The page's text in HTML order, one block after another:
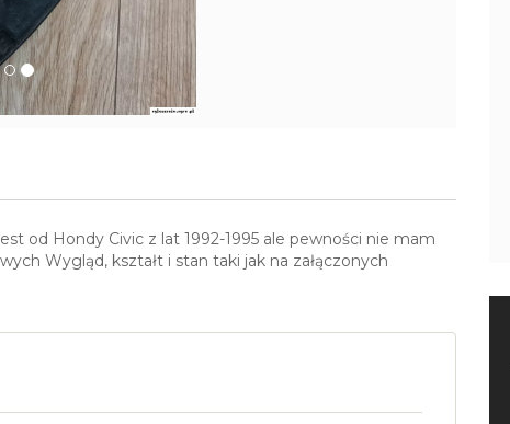
od Hondy Civic z lat 1992-1995 ale pewności nie mam
Wygląd, kształt i stan taki jak na załączonych